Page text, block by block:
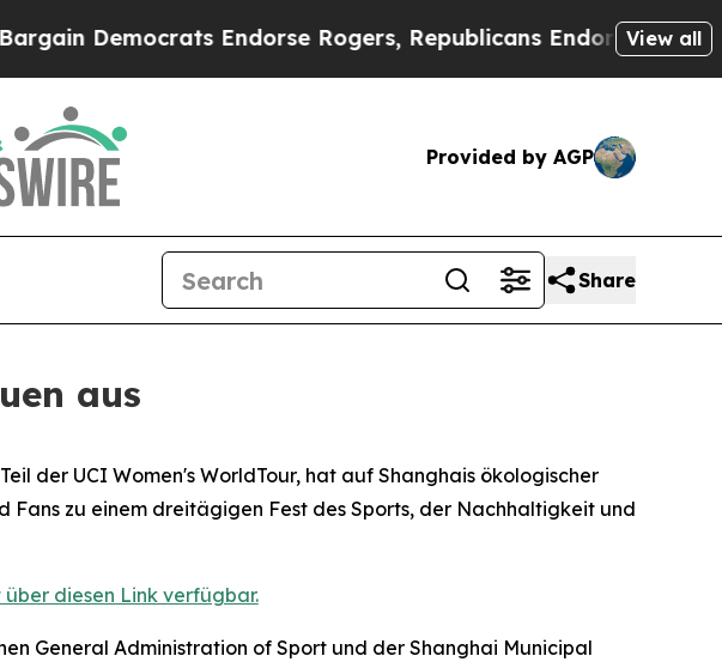
Endorse Rogers, Republicans Endorse Talarico The
View all
Provided by AGP
Share
aus
der UCI Women's WorldTour, hat auf Shanghais ökologischer
zu einem dreitägigen Fest des Sports, der Nachhaltigkeit und
diesen Link verfügbar.
General Administration of Sport und der Shanghai Municipal